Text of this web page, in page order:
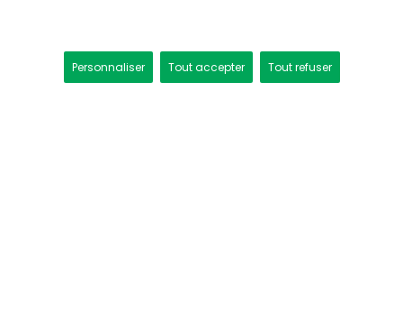
Personnaliser Tout accepter Tout refuser